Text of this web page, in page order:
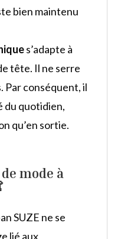
bien maintenu
s’adapte à
tête. Il ne serre
Par conséquent, il
du quotidien,
qu’en sortie.
mode à
SUZE ne se
lié aux